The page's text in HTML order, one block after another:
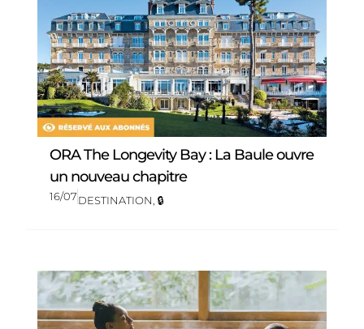
ORA The Longevity Bay : La Baule ouvre
un nouveau chapitre
16/07DESTINATION 🔒